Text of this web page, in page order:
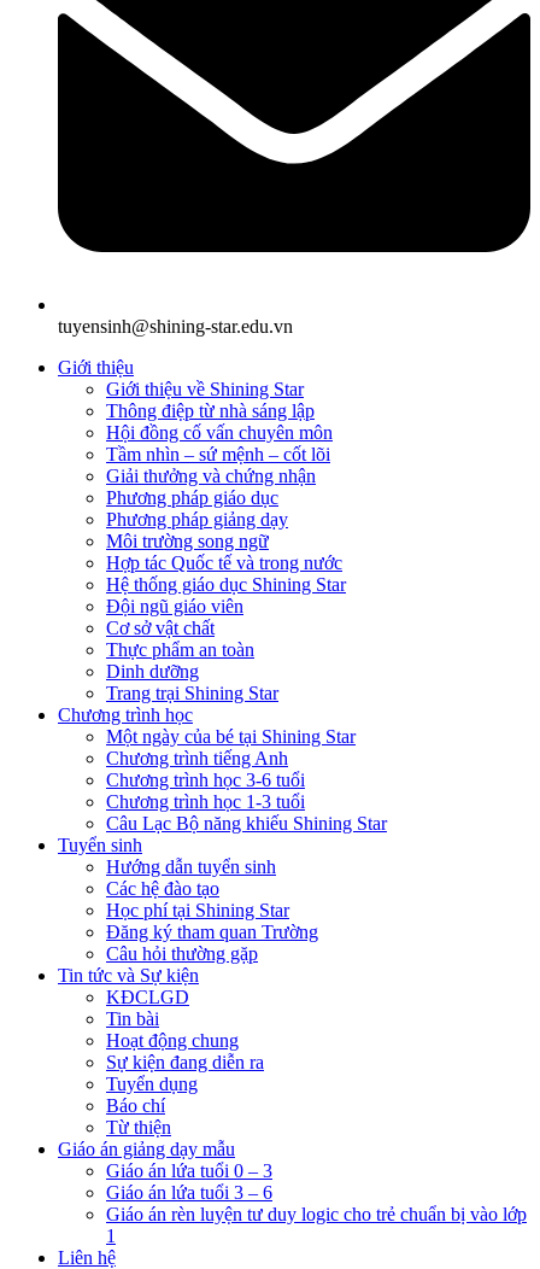
tuyensinh@shining-star.edu.vn
Giới thiệu
Giới thiệu về Shining Star
Thông điệp từ nhà sáng lập
Hội đồng cố vấn chuyên môn
Tầm nhìn – sứ mệnh – cốt lõi
Giải thưởng và chứng nhận
Phương pháp giáo dục
Phương pháp giảng dạy
Môi trường song ngữ
Hợp tác Quốc tế và trong nước
Hệ thống giáo dục Shining Star
Đội ngũ giáo viên
Cơ sở vật chất
Thực phẩm an toàn
Dinh dưỡng
Trang trại Shining Star
Chương trình học
Một ngày của bé tại Shining Star
Chương trình tiếng Anh
Chương trình học 3-6 tuổi
Chương trình học 1-3 tuổi
Câu Lạc Bộ năng khiếu Shining Star
Tuyển sinh
Hướng dẫn tuyển sinh
Các hệ đào tạo
Học phí tại Shining Star
Đăng ký tham quan Trường
Câu hỏi thường gặp
Tin tức và Sự kiện
KĐCLGD
Tin bài
Hoạt động chung
Sự kiện đang diễn ra
Tuyển dụng
Báo chí
Từ thiện
Giáo án giảng dạy mẫu
Giáo án lứa tuổi 0 – 3
Giáo án lứa tuổi 3 – 6
Giáo án rèn luyện tư duy logic cho trẻ chuẩn bị vào lớp
1
Liên hệ